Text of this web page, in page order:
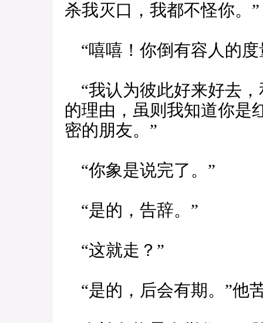
杀我灭口，我都不怪你。”
“嘻嘻！你倒有容人的度
“我认为彼此好来好去
的理由，虽则我知道你是
密的朋友。”
“你象是说完了。”
“是的，告辞。”
“这就走？”
“是的，后会有期。”他